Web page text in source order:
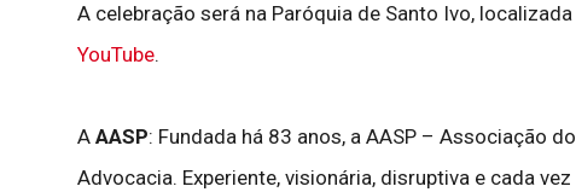
A celebração será na Paróquia de Santo Ivo,
YouTube.
A AASP: Fundada há 83 anos, a AASP – Associação
Advocacia. Experiente, visionária, disruptiva e cada